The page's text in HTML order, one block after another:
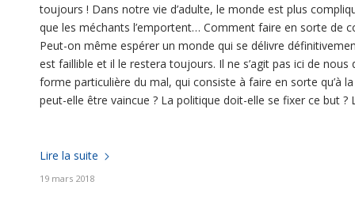
toujours ! Dans notre vie d’adulte, le monde est plus
que les méchants l’emportent… Comment faire en sorte de
Peut-on même espérer un monde qui se délivre
est faillible et il le restera toujours. Il ne s’agit pas ici de
forme particulière du mal, qui consiste à faire en sorte qu’à
peut-elle être vaincue ? La politique doit-elle se fixer ce but ?
Lire la suite
19 mars 2018